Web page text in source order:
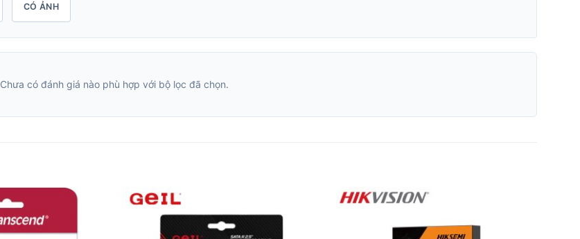
CÓ ẢNH
Chưa có đánh giá nào phù hợp với bộ lọc đã chọn.